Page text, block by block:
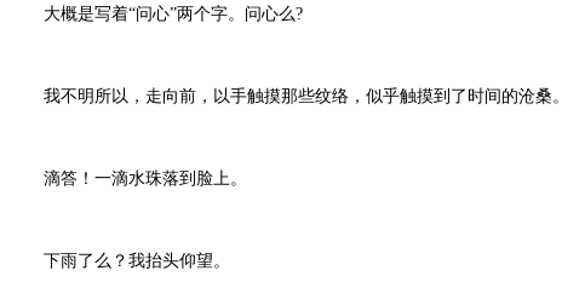
大概是写着“问心”两个字。问心么?
我不明所以，走向前，以手触摸那些纹络，似乎触摸到了时间的沧桑。
滴答！一滴水珠落到脸上。
下雨了么？我抬头仰望。